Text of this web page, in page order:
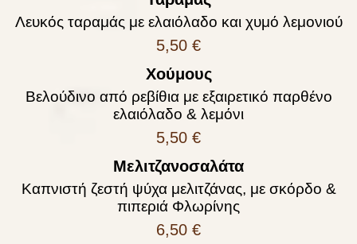
Λευκός ταραμάς με ελαιόλαδο και χυμό λεμονιού
5,50 €
Χούμους
Βελούδινο από ρεβίθια με εξαιρετικό παρθένο
ελαιόλαδο & λεμόνι
5,50 €
Μελιτζανοσαλάτα
Καπνιστή ζεστή ψύχα μελιτζάνας, με σκόρδο &
πιπεριά Φλωρίνης
6,50 €